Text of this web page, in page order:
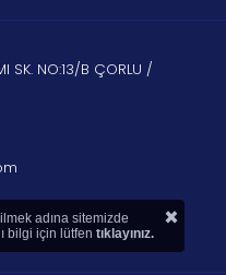
SK. NO:13/B ÇORLU /
adına sitemizde
bilgi için lütfen tıklayınız. ×